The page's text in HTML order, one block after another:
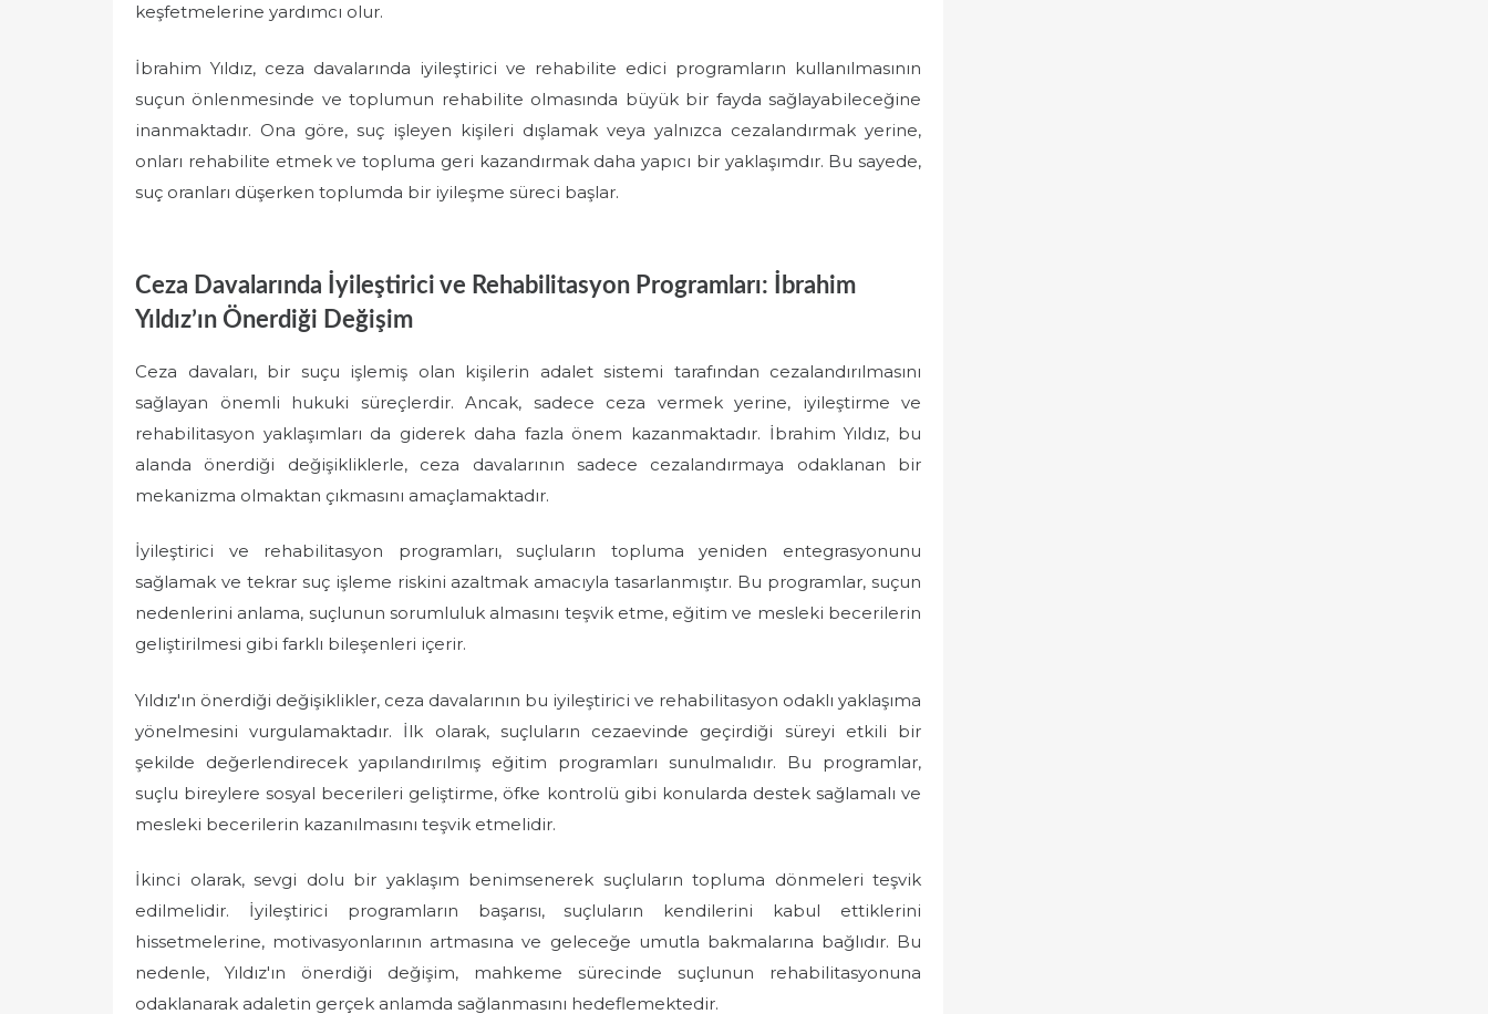
keşfetmelerine yardımcı olur.
İbrahim Yıldız, ceza davalarında iyileştirici ve rehabilite edici programların kullanılmasının
suçun önlenmesinde ve toplumun rehabilite olmasında büyük bir fayda sağlayabileceğine
inanmaktadır. Ona göre, suç işleyen kişileri dışlamak veya yalnızca cezalandırmak yerine,
onları rehabilite etmek ve topluma geri kazandırmak daha yapıcı bir yaklaşımdır. Bu sayede,
suç oranları düşerken toplumda bir iyileşme süreci başlar.
Ceza Davalarında İyileştirici ve Rehabilitasyon Programları: İbrahim
Yıldız’ın Önerdiği Değişim
Ceza davaları, bir suçu işlemiş olan kişilerin adalet sistemi tarafından cezalandırılmasını
sağlayan önemli hukuki süreçlerdir. Ancak, sadece ceza vermek yerine, iyileştirme ve
rehabilitasyon yaklaşımları da giderek daha fazla önem kazanmaktadır. İbrahim Yıldız, bu
alanda önerdiği değişikliklerle, ceza davalarının sadece cezalandırmaya odaklanan bir
mekanizma olmaktan çıkmasını amaçlamaktadır.
İyileştirici ve rehabilitasyon programları, suçluların topluma yeniden entegrasyonunu
sağlamak ve tekrar suç işleme riskini azaltmak amacıyla tasarlanmıştır. Bu programlar, suçun
nedenlerini anlama, suçlunun sorumluluk almasını teşvik etme, eğitim ve mesleki becerilerin
geliştirilmesi gibi farklı bileşenleri içerir.
Yıldız'ın önerdiği değişiklikler, ceza davalarının bu iyileştirici ve rehabilitasyon odaklı yaklaşıma
yönelmesini vurgulamaktadır. İlk olarak, suçluların cezaevinde geçirdiği süreyi etkili bir
şekilde değerlendirecek yapılandırılmış eğitim programları sunulmalıdır. Bu programlar,
suçlu bireylere sosyal becerileri geliştirme, öfke kontrolü gibi konularda destek sağlamalı ve
mesleki becerilerin kazanılmasını teşvik etmelidir.
İkinci olarak, sevgi dolu bir yaklaşım benimsenerek suçluların topluma dönmeleri teşvik
edilmelidir. İyileştirici programların başarısı, suçluların kendilerini kabul ettiklerini
hissetmelerine, motivasyonlarının artmasına ve geleceğe umutla bakmalarına bağlıdır. Bu
nedenle, Yıldız'ın önerdiği değişim, mahkeme sürecinde suçlunun rehabilitasyonuna
odaklanarak adaletin gerçek anlamda sağlanmasını hedeflemektedir.